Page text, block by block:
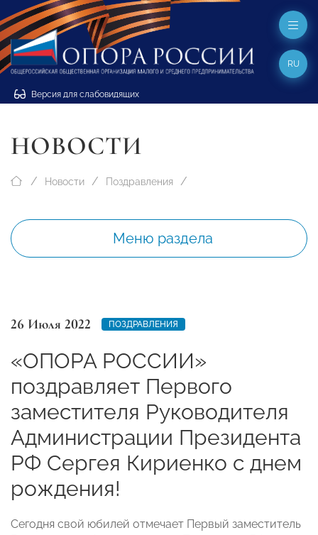
Версия для слабовидящих
RU
НОВОСТИ
Новости Поздравления
Меню раздела
26 Июля 2022 ПОЗДРАВЛЕНИЯ
«ОПОРА РОССИИ»
поздравляет Первого
заместителя Руководителя
Администрации Президента
РФ Сергея Кириенко с днем
рождения!
Сегодня свой юбилей отмечает Первый заместитель